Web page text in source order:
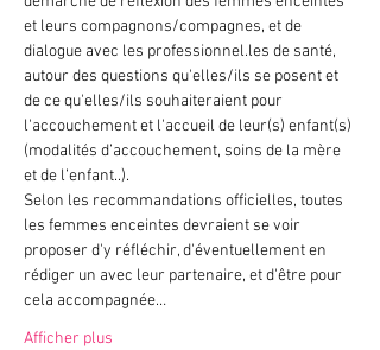
et leurs compagnons/compagnes, et de
dialogue avec les professionnel.les de santé,
autour des questions qu'elles/ils se posent et
de ce qu'elles/ils souhaiteraient pour
l'accouchement et l'accueil de leur(s) enfant(s)
(modalités d’accouchement, soins de la mère
et de l’enfant..).
Selon les recommandations officielles, toutes
les femmes enceintes devraient se voir
proposer d'y réfléchir, d'éventuellement en
rédiger un avec leur partenaire, et d'être pour
cela accompagnée…
Afficher plus